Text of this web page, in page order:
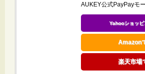
AUKEY公式PayPayモ
Yahooショッピ
Amazon
楽天市場